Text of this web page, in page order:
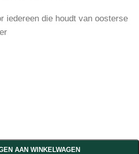
iedereen die houdt van oosterse
AAN WINKELWAGEN